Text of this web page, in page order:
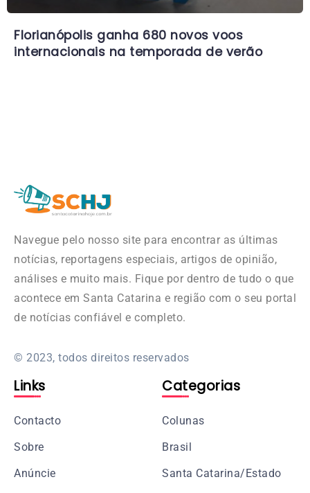
Florianópolis ganha 680 novos voos
internacionais na temporada de verão
Navegue pelo nosso site para encontrar as últimas
notícias, reportagens especiais, artigos de opinião,
análises e muito mais. Fique por dentro de tudo o que
acontece em Santa Catarina e região com o seu portal
de notícias confiável e completo.
© 2023, todos direitos reservados
Links
Contacto
Sobre
Anúncie
Categorias
Colunas
Brasil
Santa Catarina/Estado